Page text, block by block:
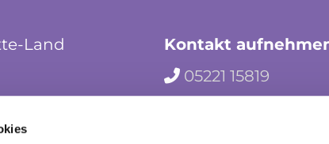
Land Kontakt
 05221 15819